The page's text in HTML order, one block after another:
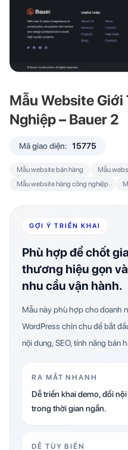
Mẫu Website Giới
Nghiệp – Bauer 2
Mã giao diện: 15775
Mẫu website bán hàng
Mẫu
Mẫu website hàng công nghiệp
GỢI Ý TRIỂN KHAI
Phù hợp để chốt
thương hiệu gọn
nhu cầu vận hành.
Mẫu này phù hợp cho doanh
WordPress chỉn chu để bắt
nội dung, SEO, tính năng bán
RA MẮT NHANH
Dễ triển khai demo, đổi
trong thời gian ngắn.
DỄ TÙY BIẾN